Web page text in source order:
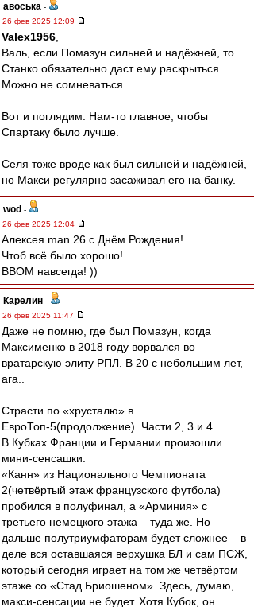
авоська -
26 фев 2025 12:09
Valex1956
Валь, если Помазун сильней и надёжней, то
Станко обязательно даст ему раскрыться.
Можно не сомневаться.
Вот и поглядим. Нам-то главное, чтобы
Спартаку было лучше.
Селя тоже вроде как был сильней и надёжней,
но Макси регулярно засаживал его на банку.
wod -
26 фев 2025 12:04
Алексея man 26 с Днём Рождения!
Чтоб всё было хорошо!
ВВОМ навсегда! ))
Карелин -
26 фев 2025 11:47
Даже не помню, где был Помазун, когда
Максименко в 2018 году ворвался во
вратарскую элиту РПЛ. В 20 с небольшим лет,
ага..
Страсти по «хрусталю» в
ЕвроТоп-5(продолжение). Части 2, 3 и 4.
В Кубках Франции и Германии произошли
мини-сенсашки.
«Канн» из Национального Чемпионата
2(четвёртый этаж французского футбола)
пробился в полуфинал, а «Арминия» с
третьего немецкого этажа – туда же. Но
дальше полутриумфаторам будет сложнее – в
деле вся оставшаяся верхушка БЛ и сам ПСЖ,
который сегодня играет на том же четвёртом
этаже со «Стад Бриошеном». Здесь, думаю,
макси-сенсации не будет. Хотя Кубок, он